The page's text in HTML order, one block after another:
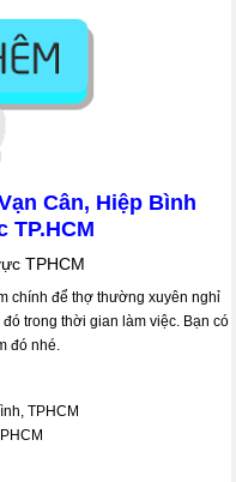
Cân, Hiệp Bình
TP.HCM
TPHCM
chính để thợ thường xuyên nghỉ
trong thời gian làm việc. Bạn có
đó nhé.
TPHCM